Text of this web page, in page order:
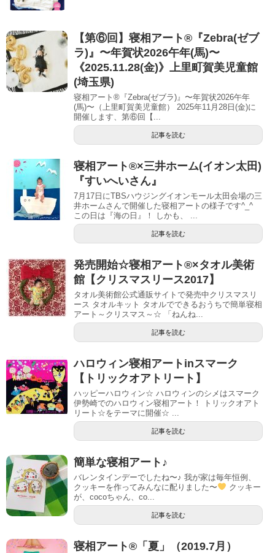
【第⑥回】寝相アート®︎『Zebra(ゼブ
ラ)』〜年賀状2026午年(馬)〜
《2025.11.28(金)》上里町賀美児童館
(埼玉県)
寝相アート®『Zebra(ゼブラ)』〜年賀状2026午年
(馬)〜（上里町賀美児童館） 2025年11月28日(金)に
開催します、第⑥回【...
記事を読む
寝相アート®︎×三井ホーム(イオン太田)
『すいへいさん』
7月17日にTBSハウジングイオンモール太田会場の三
井ホームさんで開催した寝相アートの様子です^_^
この日は『海の日』！ しかも、 ...
記事を読む
発売開始☆寝相アート®︎×タオル美術
館【クリスマスリース2017】
タオル美術館公式通販サイトで発売中クリスマスリ
ース タオルキット タオルでできるおうちで簡単寝相
アート～クリスマス～☆ 「ねんね...
記事を読む
ハロウィン寝相アートinスマーク
【トリックオアトリート】
ハッピーハロウィン☆ ハロウィンのシメはスマーク
伊勢崎でのハロウィン寝相アート！ トリックオアト
リート☆をテーマに開催☆ ...
記事を読む
簡単な寝相アート♪
バレンタインデーでしたね〜♪ 我が家は毎年恒例、
クッキーを作ってみんなに配りました〜
クッキー
が、cocoちゃん、co...
記事を読む
寝相アート®「夏」（2019.7月）